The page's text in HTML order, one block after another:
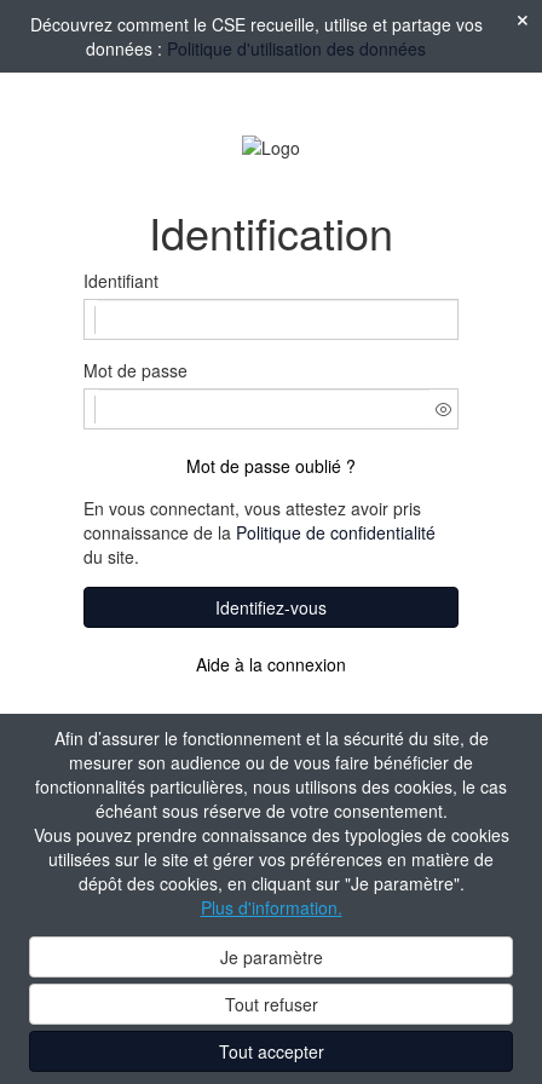
Afin d’assurer le fonctionnement et la sécurité du site, de
mesurer son audience ou de vous faire bénéficier de
fonctionnalités particulières, nous utilisons des cookies, le cas
échéant sous réserve de votre consentement.
Vous pouvez prendre connaissance des typologies de cookies
utilisées sur le site et gérer vos préférences en matière de
dépôt des cookies, en cliquant sur "Je paramètre".
Plus d'information.
Je paramètre
Tout refuser
Tout accepter
Découvrez comment le CSE recueille, utilise et partage vos
données : Politique d'utilisation des données
Identification
Identifiant
Mot de passe
Mot de passe oublié ?
En vous connectant, vous attestez avoir pris
connaissance de la Politique de confidentialité
du site.
Identifiez-vous
Aide à la connexion